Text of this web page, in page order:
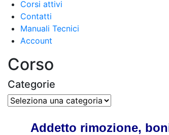
Corsi attivi
Contatti
Manuali Tecnici
Account
Corso
Categorie
Categorie
Addetto rimozione,